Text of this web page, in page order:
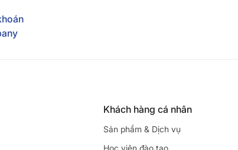
Khách hàng cá nhân
Sản phẩm & Dịch vụ
Học viện đào tạo